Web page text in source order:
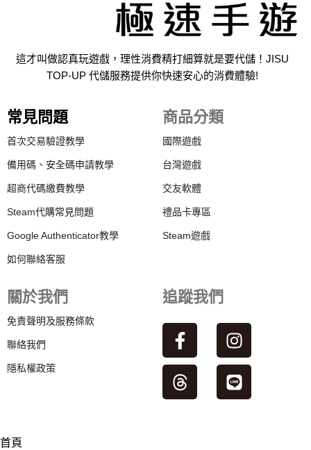
這才叫做認真玩遊戲，理性消費精打細算就是要代儲！JISU
TOP-UP 代儲服務提供你快速安心的消費體驗!
常見問題
首次交易驗證教學
備用碼、安全碼申請教學
超商代碼繳費教學
Steam代購常見問題
Google Authenticator教學
如何聯絡客服
商品分類
國際遊戲
台灣遊戲
交友軟體
禮品卡專區
Steam遊戲
關於我們
免責聲明及服務條款
聯絡我們
隱私權政策
追蹤我們
首頁